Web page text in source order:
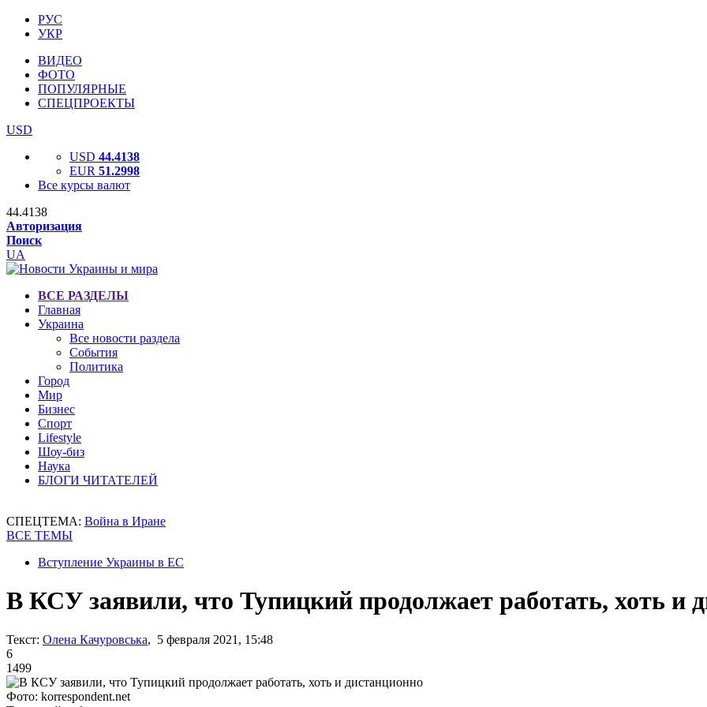
РУС
УКР
ВИДЕО
ФОТО
ПОПУЛЯРНЫЕ
СПЕЦПРОЕКТЫ
USD
USD 44.4138
EUR 51.2998
Все курсы валют
44.4138
Авторизация
Поиск
UA
ВСЕ РАЗДЕЛЫ
Главная
Украина
Все новости раздела
События
Политика
Город
Мир
Бизнес
Спорт
Lifestyle
Шоу-биз
Наука
БЛОГИ ЧИТАТЕЛЕЙ
СПЕЦТЕМА: Война в Иране
ВСЕ ТЕМЫ
Вступление Украины в ЕС
В КСУ заявили, что Тупицкий продолжает работать, хоть и
Текст: Олена Качуровська, 5 февраля 2021, 15:48
6
1499
Фото: korrespondent.net